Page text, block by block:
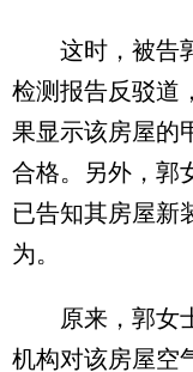
这时，被告郭
检测报告反驳道
果显示该房屋的
合格。另外，郭
已告知其房屋新
为。
原来，郭女士
机构对该房屋空